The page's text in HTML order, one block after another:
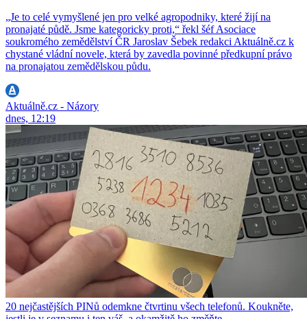
„Je to celé vymyšlené jen pro velké agropodniky, které žijí na
pronajaté půdě. Jsme kategoricky proti,“ řekl šéf Asociace
soukromého zemědělství ČR Jaroslav Šebek redakci Aktuálně.cz k
chystané vládní novele, která by zavedla povinné předkupní právo
na pronajatou zemědělskou půdu.
Aktuálně.cz - Názory
dnes, 12:19
20 nejčastějších PINů odemkne čtvrtinu všech telefonů. Koukněte,